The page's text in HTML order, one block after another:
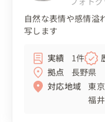
自然な表情や感情溢
写します
実績 1件
拠点
長野県
対応地域
東
福